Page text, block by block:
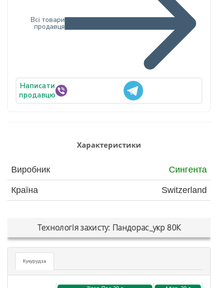
Написати
продавцю
Всі товари
продавця
Характеристики
Виробник Сингента
Країна Switzerland
Технологія захисту: Пандорас_укр 80К
Кукурудза